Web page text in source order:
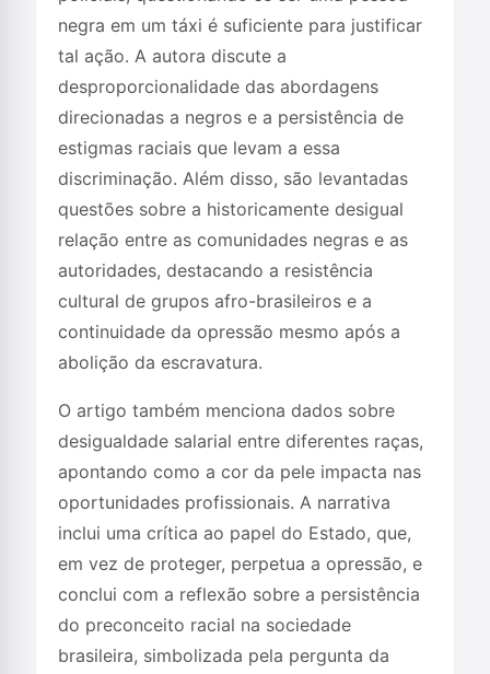
negra em um táxi é suficiente para justificar
tal ação. A autora discute a
desproporcionalidade das abordagens
direcionadas a negros e a persistência de
estigmas raciais que levam a essa
discriminação. Além disso, são levantadas
questões sobre a historicamente desigual
relação entre as comunidades negras e as
autoridades, destacando a resistência
cultural de grupos afro-brasileiros e a
continuidade da opressão mesmo após a
abolição da escravatura.
O artigo também menciona dados sobre
desigualdade salarial entre diferentes raças,
apontando como a cor da pele impacta nas
oportunidades profissionais. A narrativa
inclui uma crítica ao papel do Estado, que,
em vez de proteger, perpetua a opressão, e
conclui com a reflexão sobre a persistência
do preconceito racial na sociedade
brasileira, simbolizada pela pergunta da